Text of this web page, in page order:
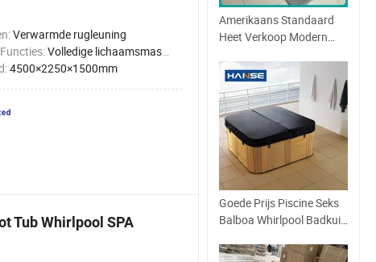
Verwarmde rugleuning
Volledige lichaamsmassage
4500×2250×1500mm
Tub Whirlpool SPA
Amerikaans Standaard
Heet Verkoop Modern
Vrijstaande Aangepaste
Massage Hars Acryl
Badkuipen voor
Volwassenen met 10
Jaar Kwaliteitsgarantie
Goede Prijs Piscine Seks
Balboa Whirlpool Badkuip
SPA